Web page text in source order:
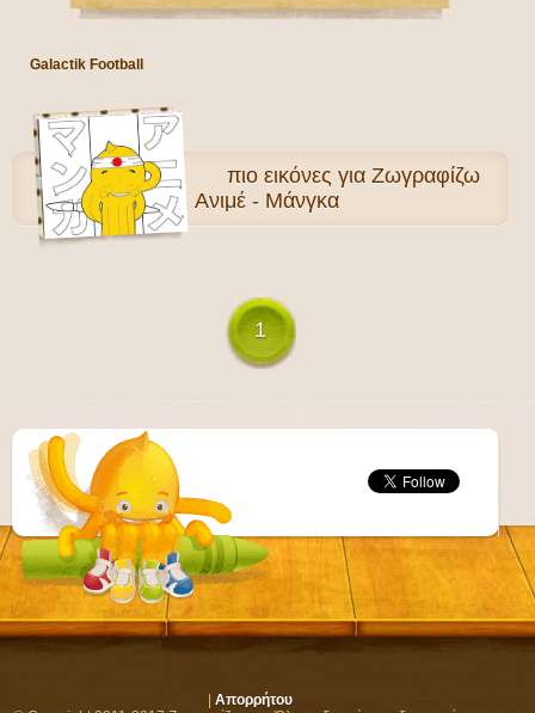
Galactik Football
πιο εικόνες για Ζωγραφίζω
Ανιμέ - Μάνγκα
1
Απορρήτου